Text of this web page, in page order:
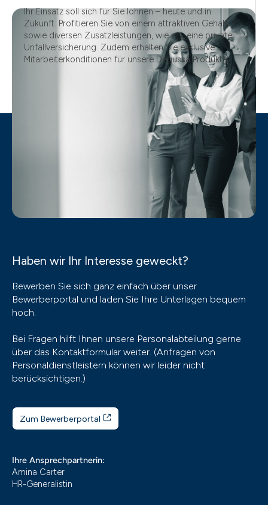
Ihr Einsatz soll sich für Sie lohnen – heute und in
Zukunft. Profitieren Sie von einem attraktiven Gehalt
sowie diversen Zusatzleistungen, wie z.B. eine private
Unfallversicherung. Zudem erhalten Sie exklusive
Mitarbeiterkonditionen für unsere Degussa Produkte.
Haben wir Ihr Interesse geweckt?
Bewerben Sie sich ganz einfach über unser
Bewerberportal und laden Sie Ihre Unterlagen bequem
hoch.
Bei Fragen hilft Ihnen unsere Personalabteilung gerne
über das Kontaktformular weiter. (Anfragen von
Personaldienstleistern können wir leider nicht
berücksichtigen.)
Zum Bewerberportal
Ihre Ansprechpartnerin:
Amina Carter
HR-Generalistin